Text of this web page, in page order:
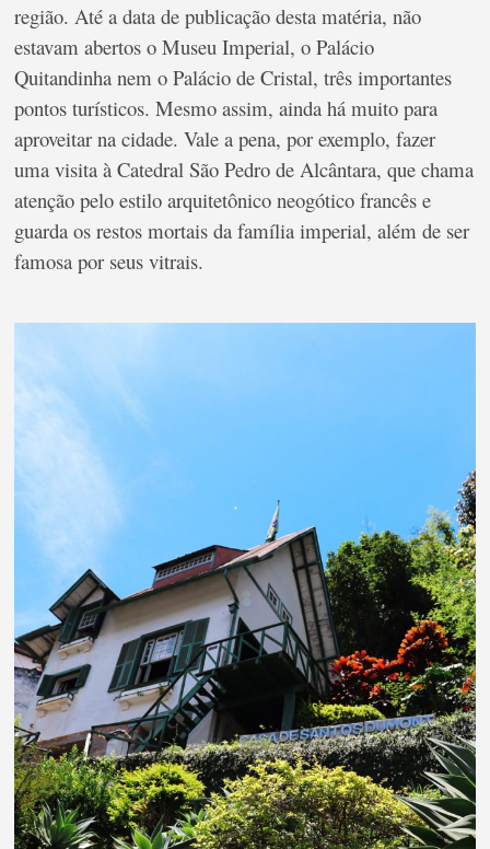
região. Até a data de publicação desta matéria, não
estavam abertos o Museu Imperial, o Palácio
Quitandinha nem o Palácio de Cristal, três importantes
pontos turísticos. Mesmo assim, ainda há muito para
aproveitar na cidade. Vale a pena, por exemplo, fazer
uma visita à Catedral São Pedro de Alcântara, que chama
atenção pelo estilo arquitetônico neogótico francês e
guarda os restos mortais da família imperial, além de ser
famosa por seus vitrais.